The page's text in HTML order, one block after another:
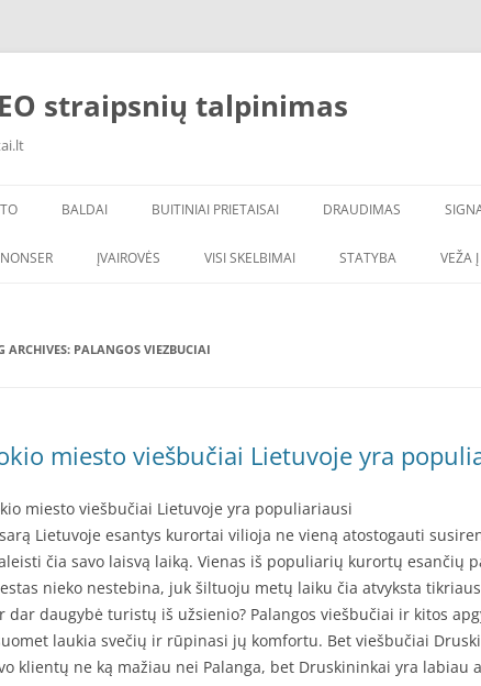
straipsnių talpinimas
BALDAI BUITINIAI PRIETAISAI DRAUDIMAS
ĮVAIROVĖS VISI SKELBIMAI STATYBA VEŽA
ARCHIVES: PALANGOS VIEZBUCIAI
miesto viešbučiai Lietuvoje yra
miesto viešbučiai Lietuvoje yra populiariausi
Lietuvoje esantys kurortai vilioja ne vieną atostogauti
čia savo laisvą laiką. Vienas iš populiarių kurortų esančių
nieko nestebina, juk šiltuoju metų laiku čia atvyksta
dar daugybė turistų iš užsienio? Palangos viešbučiai ir kitos
laukia svečių ir rūpinasi jų komfortu. Bet viešbučiai
klientų ne ką mažiau nei Palanga, bet Druskininkai yra labiau